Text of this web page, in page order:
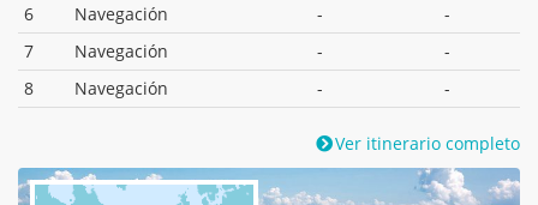
6
Navegación -
-
7
Navegación -
-
8
Navegación - -
Ver itinerario completo